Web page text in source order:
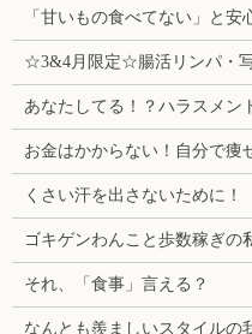
「甘いもの食べてない」と安
☆3&4月限定☆腸活リンパ・
あなたしてる！？ハラスメン
お金はかからない！自分で痩
くさい汗を出さないために！
ゴキゲンわんこと歩数稼ぎの
それ、「食事」言える？
なんとも羨ましいスタイルの